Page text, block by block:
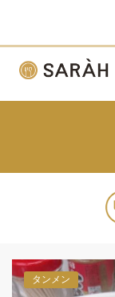
タンメン